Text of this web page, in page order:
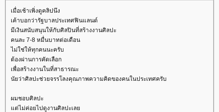
เมื่อเช้าเพิ่งดูคลิปนึง
เค้าบอกว่ารัฐบาลประเทศฟินแลนด์
มีเงินสนับสนุนให้กับศิลปินที่สร้างงานศิลปะ
คนละ 7-8 หมื่นบาทต่อเดือน
ไม่ใช่ให้ทุกคนนะครับ
ต้องผ่านการคัดเลือก
เพื่อสร้างงานในที่สาธารณะ
นัยว่าศิลปะช่วยจรรโลงคุณภาพความคิดของคนในประเทศครับ
ผมชอบศิลปะ
ต่ไม่ค่อยไปดูงานศิลปะเล